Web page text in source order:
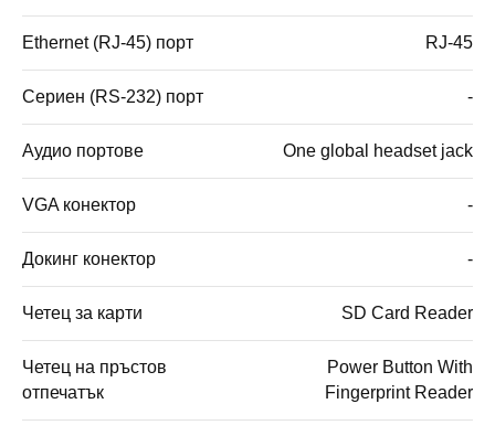
Ethernet (RJ-45) порт RJ-45
Сериен (RS-232) порт -
Аудио портове One global headset jack
VGA конектор -
Докинг конектор -
Четец за карти SD Card Reader
Четец на пръстов
отпечатък
Power Button With
Fingerprint Reader